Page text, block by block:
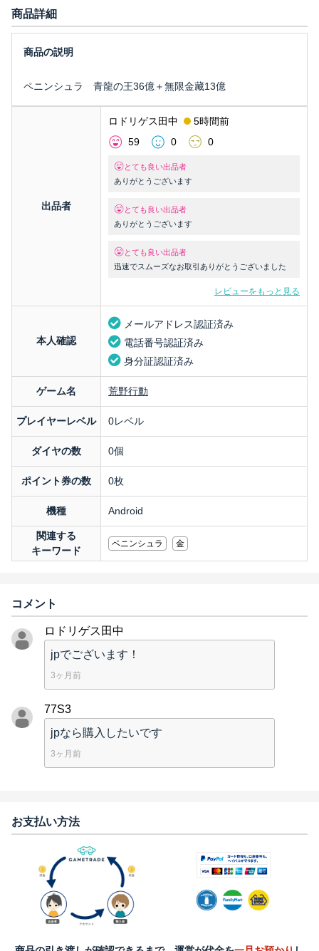
商品詳細
ペニンシュラ 青龍の王36億＋無限金藏13億
出品者
ロドリゲス田中
5時間前
59
0 0
とても良い出品者
ありがとうございます
とても良い出品者
ありがとうございます
とても良い出品者
迅速でスムーズなお取引ありがとうございました
レビューをもっと見る
本人確認
メールアドレス認証済み
電話番号認証済み
身分証認証済み
ゲーム名 荒野行動
プレイヤーレベル 0レベル
ダイヤの数 0個
ポイント券の数 0枚
機種 Android
関連する
キーワード
ペニンシュラ 金
コメント
ロドリゲス田中
jpでございます！
3ヶ月前
77S3
jpなら購入したいです
3ヶ月前
お支払い方法